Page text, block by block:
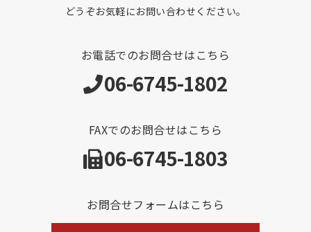
どうぞお気軽にお問い合わせください。
お電話でのお問合せはこちら
06-6745-1802
FAXでのお問合せはこちら
06-6745-1803
お問合せフォームはこちら